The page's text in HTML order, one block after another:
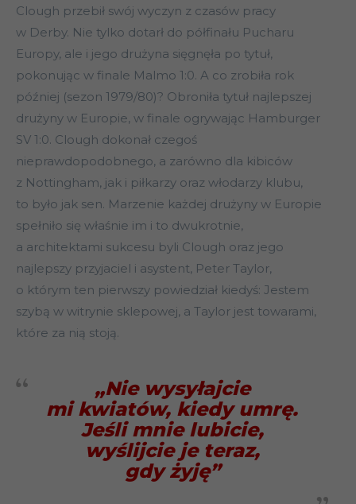
Clough przebił swój wyczyn z czasów pracy
w Derby. Nie tylko dotarł do półfinału Pucharu
Europy, ale i jego drużyna sięgnęła po tytuł,
pokonując w finale Malmo 1:0. A co zrobiła rok
później (sezon 1979/80)? Obroniła tytuł najlepszej
drużyny w Europie, w finale ogrywając Hamburger
SV 1:0. Clough dokonał czegoś
nieprawdopodobnego, a zarówno dla kibiców
z Nottingham, jak i piłkarzy oraz włodarzy klubu,
to było jak sen. Marzenie każdej drużyny w Europie
spełniło się właśnie im i to dwukrotnie,
a architektami sukcesu byli Clough oraz jego
najlepszy przyjaciel i asystent, Peter Taylor,
o którym ten pierwszy powiedział kiedyś: Jestem
szybą w witrynie sklepowej, a Taylor jest towarami,
które za nią stoją.
„Nie wysyłajcie
mi kwiatów, kiedy umrę.
Jeśli mnie lubicie,
wyślijcie je teraz,
gdy żyję”